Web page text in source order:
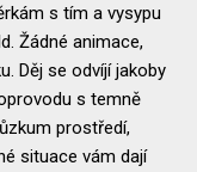
s tím a vysypu
Žádné animace,
Děj se odvíjí jakoby
s temně
prostředí,
situace vám dají